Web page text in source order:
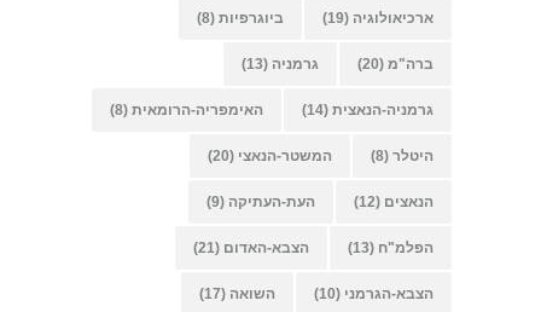
ארכיאולוגיה (19) ביוגרפיות (8)
ברה"מ (20) גרמניה (13)
גרמניה-הנאצית (14) האימפריה-הרומאית (8)
היטלר (8) המשטר-הנאצי (20)
הנאצים (12) העת-העתיקה (9)
הפלמ"ח (13) הצבא-האדום (21)
הצבא-הגרמני (10) השואה (17)